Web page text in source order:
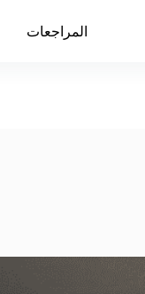
المراجعات